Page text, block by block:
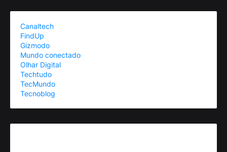
Canaltech
FindUp
Gizmodo
Mundo conectado
Olhar Digital
Techtudo
TecMundo
Tecnoblog